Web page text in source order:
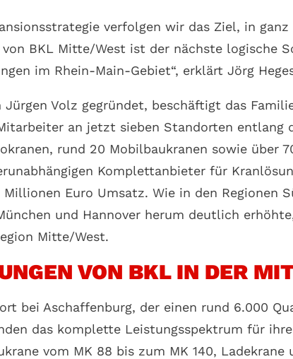
verfolgen wir das Ziel, in
von BKL Mitte/West ist der nächste logische
im Rhein-Main-Gebiet“, erklärt Jörg
Jürgen Volz gegründet, beschäftigt das
an jetzt sieben Standorten entlang
rund 20 Mobilbaukranen sowie über
Komplettanbieter für
Millionen Euro Umsatz. Wie in den Regionen
und Hannover herum deutlich
Mitte/West.
VON BKL IN DER
bei Aschaffenburg, der einen rund 6.000
das komplette Leistungsspektrum für
vom MK 88 bis zum MK 140,